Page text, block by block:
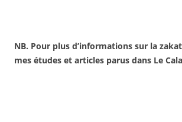
NB. Pour plus d’informations sur la
mes études et articles parus dans Le